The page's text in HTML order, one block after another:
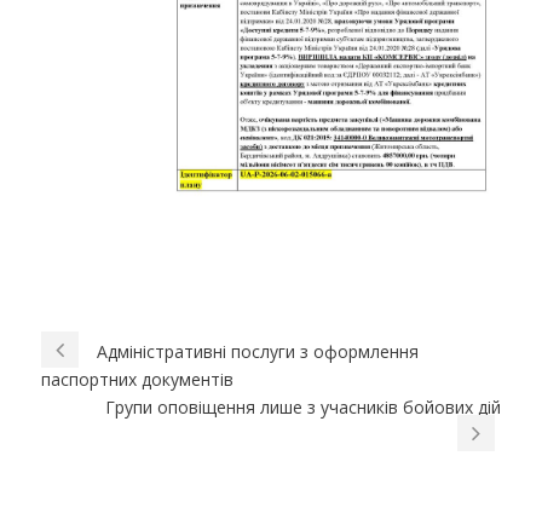
Адміністративні послуги з оформлення
паспортних документів
Групи оповіщення лише з учасників бойових дій